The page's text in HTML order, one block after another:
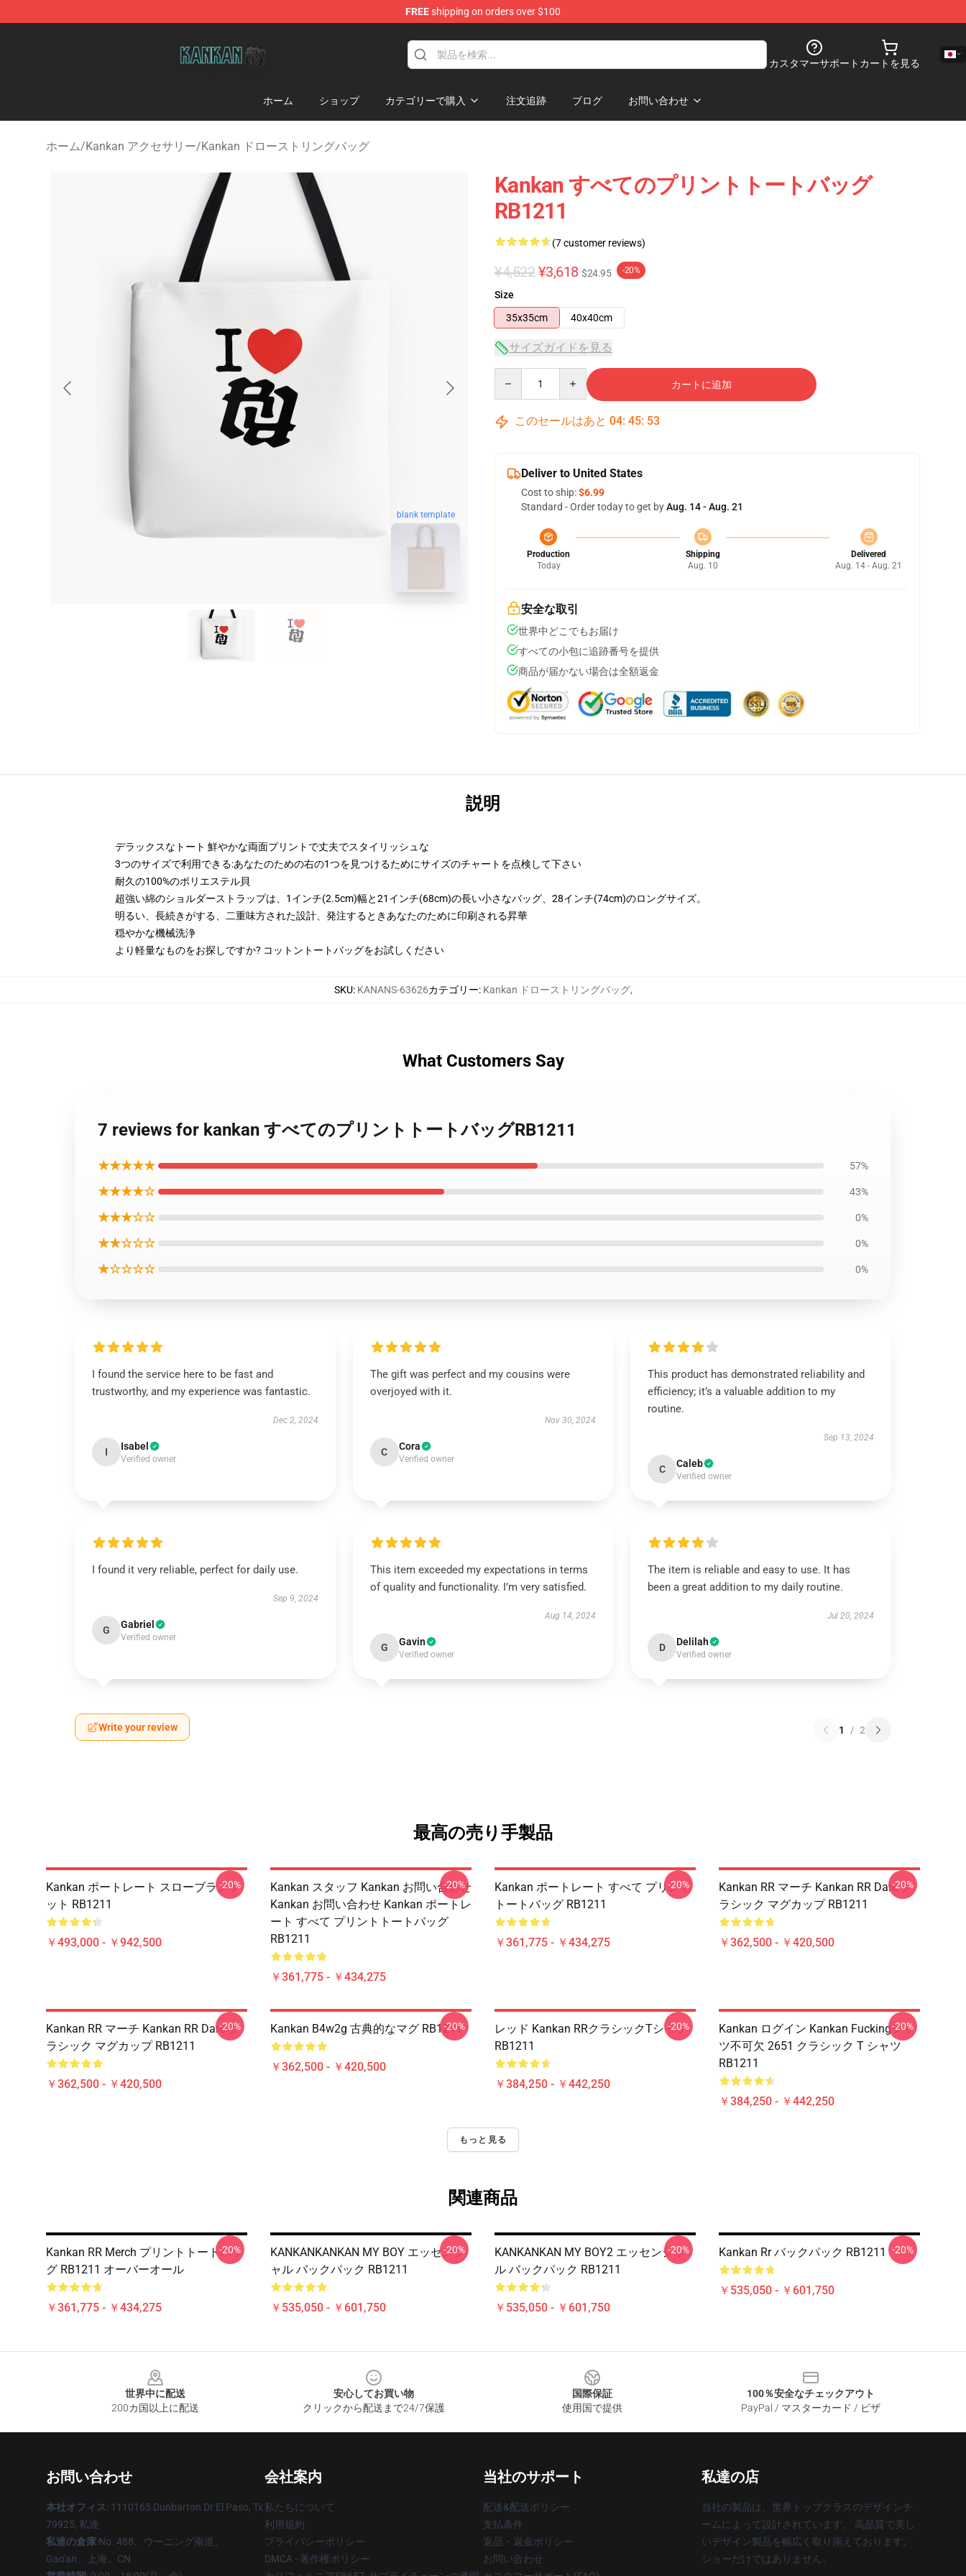
FREEshipping on orders over $100
カスタマーサポート カートを見る
ホーム ショップ カテゴリーで購入 注文追跡 ブログ お問い合わせ
ホーム/Kankan アクセサリー/Kankan ドローストリングバッグ
blank template
Kankan すべてのプリントトートバッグ
RB1211
(7 customer reviews)
¥4,522 ¥3,618 $24.95 -20%
Size
35x35cm
40x40cm
サイズガイドを見る
カートに追加
このセールはあと 04: 45: 52
Deliver to United States
Cost to ship:$6.99
Standard - Order today to get byAug. 14 - Aug. 21
Production
Today
Shipping
Aug. 10
Delivered
Aug. 14 - Aug. 21
安全な取引
世界中どこでもお届け
すべての小包に追跡番号を提供
商品が届かない場合は全額返金
説明
デラックスなトート 鮮やかな両面プリントで丈夫でスタイリッシュな
3つのサイズで利用できる:あなたのための右の1つを見つけるためにサイズのチャートを点検して下さい
耐久の100%のポリエステル貝
超強い綿のショルダーストラップは、1インチ(2.5cm)幅と21インチ(68cm)の長い小さなバッグ、28インチ(74cm)のロングサイズ。
明るい、長続きがする、二重味方された設計、発注するときあなたのために印刷される昇華
穏やかな機械洗浄
より軽量なものをお探しですか? コットントートバッグをお試しください
SKU: KANANS-63626カテゴリー: Kankan ドローストリングバッグ,
What Customers Say
7 reviews for kankan すべてのプリントトートバッグRB1211
★★★★★ 57%
★★★★☆ 43%
★★★☆☆ 0%
★★☆☆☆ 0%
★☆☆☆☆ 0%
I found the service here to be fast and
trustworthy, and my experience was fantastic.
Dec 2, 2024
I Isabel
Verified owner
The gift was perfect and my cousins were
overjoyed with it.
Nov 30, 2024
C Cora
Verified owner
This product has demonstrated reliability and
efficiency; it’s a valuable addition to my
routine.
Sep 13, 2024
C Caleb
Verified owner
I found it very reliable, perfect for daily use.
Sep 9, 2024
G Gabriel
Verified owner
This item exceeded my expectations in terms
of quality and functionality. I’m very satisfied.
Aug 14, 2024
G Gavin
Verified owner
The item is reliable and easy to use. It has
been a great addition to my daily routine.
Jul 20, 2024
D Delilah
Verified owner
Write your review 1 / 2
最高の売り手製品
Kankan ポートレート スローブランケ
ット RB1211
￥493,000 - ￥942,500
-20%
Kankan スタッフ Kankan お問い合わせ
Kankan お問い合わせ Kankan ポートレ
ート すべて プリントトートバッグ
RB1211
￥361,775 - ￥434,275
-20%
Kankan ポートレート すべて プリント
トートバッグ RB1211
￥361,775 - ￥434,275
-20%
Kankan RR マーチ Kankan RR Dare ク
ラシック マグカップ RB1211
￥362,500 - ￥420,500
-20%
Kankan RR マーチ Kankan RR Dare ク
ラシック マグカップ RB1211
￥362,500 - ￥420,500
-20% Kankan B4w2g 古典的なマグ RB1211
￥362,500 - ￥420,500
-20%
レッド Kankan RRクラシックTシャツ
RB1211
￥384,250 - ￥442,250
-20%
Kankan ログイン Kankan Fuckingシャ
ツ不可欠 2651 クラシック T シャツ
RB1211
￥384,250 - ￥442,250
-20%
もっと見る
関連商品
Kankan RR Merch プリントトートバッ
グ RB1211 オーバーオール
￥361,775 - ￥434,275
-20%
KANKANKANKAN MY BOY エッセンシ
ャル バックパック RB1211
￥535,050 - ￥601,750
-20%
KANKANKAN MY BOY2 エッセンシャ
ル バックパック RB1211
￥535,050 - ￥601,750
-20% Kankan Rr バックパック RB1211
￥535,050 - ￥601,750
-20%
世界中に配送
200カ国以上に配送
安心してお買い物
クリックから配送まで24/7保護
国際保証
使用国で提供
100％安全なチェックアウト
PayPal / マスターカード / ビザ
お問い合わせ
本社オフィス: 1110165 Dunbarton Dr El Paso, Tx
79925, 私達
私達の倉庫:No. 488、ウーニング南道、
Gao'an、上海、CN
会社案内
私たちについて
利用規約
プライバシーポリシー
DMCA - 著作権ポリシー
当社のサポート
配送&配送ポリシー
支払条件
返品・返金ポリシー
お問い合わせ
私達の店
当社の製品は、世界トップクラスのデザインチ
ームによって設計されています。 高品質で美し
いデザイン製品を幅広く取り揃えております。
ショーだけではありません。